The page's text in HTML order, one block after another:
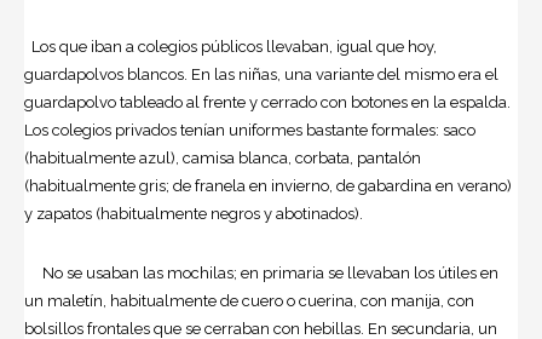
Los que iban a colegios públicos llevaban, igual que hoy,
guardapolvos blancos. En las niñas, una variante del mismo era el
guardapolvo tableado al frente y cerrado con botones en la espalda.
Los colegios privados tenían uniformes bastante formales: saco
(habitualmente azul), camisa blanca, corbata, pantalón
(habitualmente gris; de franela en invierno, de gabardina en verano)
y zapatos (habitualmente negros y abotinados).
No se usaban las mochilas; en primaria se llevaban los útiles en
un maletín, habitualmente de cuero o cuerina, con manija, con
bolsillos frontales que se cerraban con hebillas. En secundaria, un